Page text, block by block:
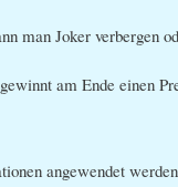
man Joker verbergen
am Ende einen
angewendet